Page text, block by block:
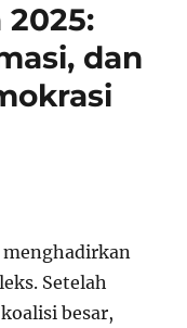
dan
menghadirkan
Setelah
besar,